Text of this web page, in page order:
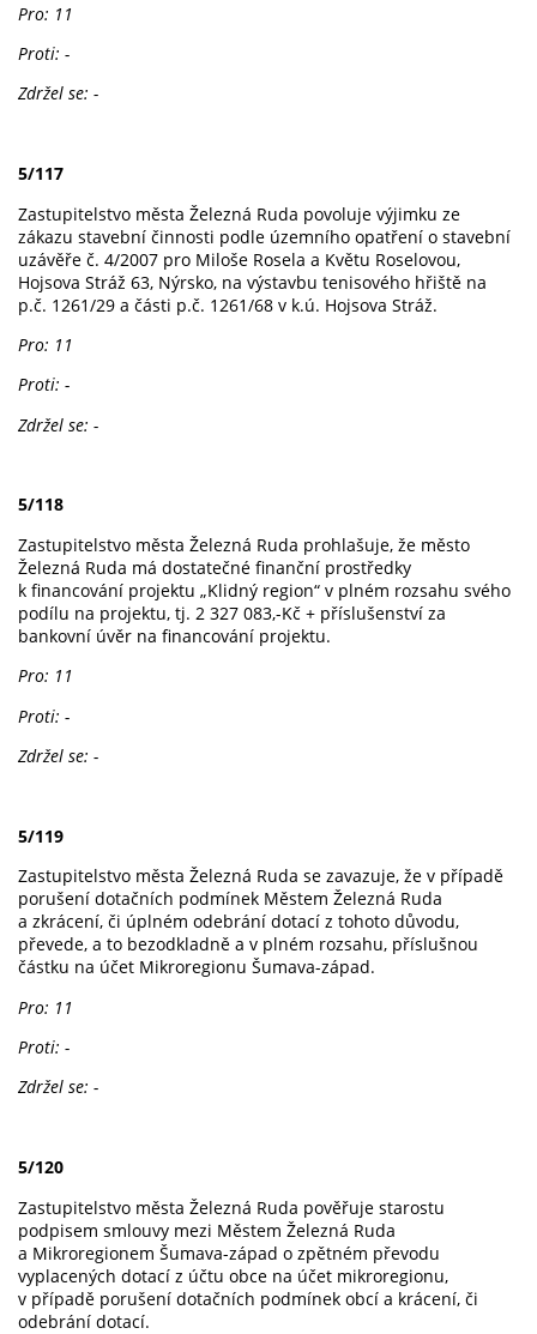
Pro: 11
Proti: -
Zdržel se: -
5/117
Zastupitelstvo města Železná Ruda povoluje výjimku ze
zákazu stavební činnosti podle územního opatření o stavební
uzávěře č. 4/2007 pro Miloše Rosela a Květu Roselovou,
Hojsova Stráž 63, Nýrsko, na výstavbu tenisového hřiště na
p.č. 1261/29 a části p.č. 1261/68 v k.ú. Hojsova Stráž.
Pro: 11
Proti: -
Zdržel se: -
5/118
Zastupitelstvo města Železná Ruda prohlašuje, že město
Železná Ruda má dostatečné finanční prostředky
k financování projektu „Klidný region“ v plném rozsahu svého
podílu na projektu, tj. 2 327 083,-Kč + příslušenství za
bankovní úvěr na financování projektu.
Pro: 11
Proti: -
Zdržel se: -
5/119
Zastupitelstvo města Železná Ruda se zavazuje, že v případě
porušení dotačních podmínek Městem Železná Ruda
a zkrácení, či úplném odebrání dotací z tohoto důvodu,
převede, a to bezodkladně a v plném rozsahu, příslušnou
částku na účet Mikroregionu Šumava-západ.
Pro: 11
Proti: -
Zdržel se: -
5/120
Zastupitelstvo města Železná Ruda pověřuje starostu
podpisem smlouvy mezi Městem Železná Ruda
a Mikroregionem Šumava-západ o zpětném převodu
vyplacených dotací z účtu obce na účet mikroregionu,
v případě porušení dotačních podmínek obcí a krácení, či
odebrání dotací.